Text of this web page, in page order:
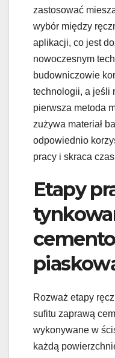
zastosować
wybór między
aplikacji, co jest
nowoczesnym
budowniczowie
technologii, a jeśli
pierwsza metoda
zużywa materiał
odpowiednio
pracy i skraca
Etapy
Rozważ etapy
sufitu zaprawą
wykonywane w
każdą